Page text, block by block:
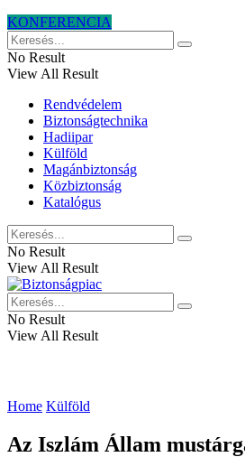
KONFERENCIA
No Result
View All Result
Rendvédelem
Biztonságtechnika
Hadiipar
Külföld
Magánbiztonság
Közbiztonság
Katalógus
No Result
View All Result
No Result
View All Result
Home Külföld
Az Iszlám Állam